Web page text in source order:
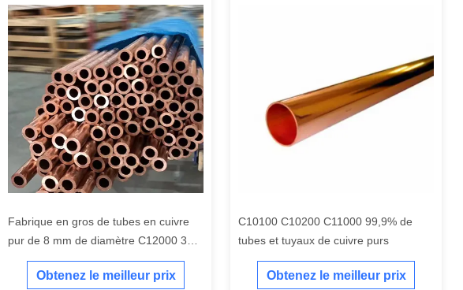
Fabrique en gros de tubes en cuivre
pur de 8 mm de diamètre C12000 32
Obtenez le meilleur prix
C10100 C10200 C11000 99,9% de
tubes et tuyaux de cuivre purs
Obtenez le meilleur prix